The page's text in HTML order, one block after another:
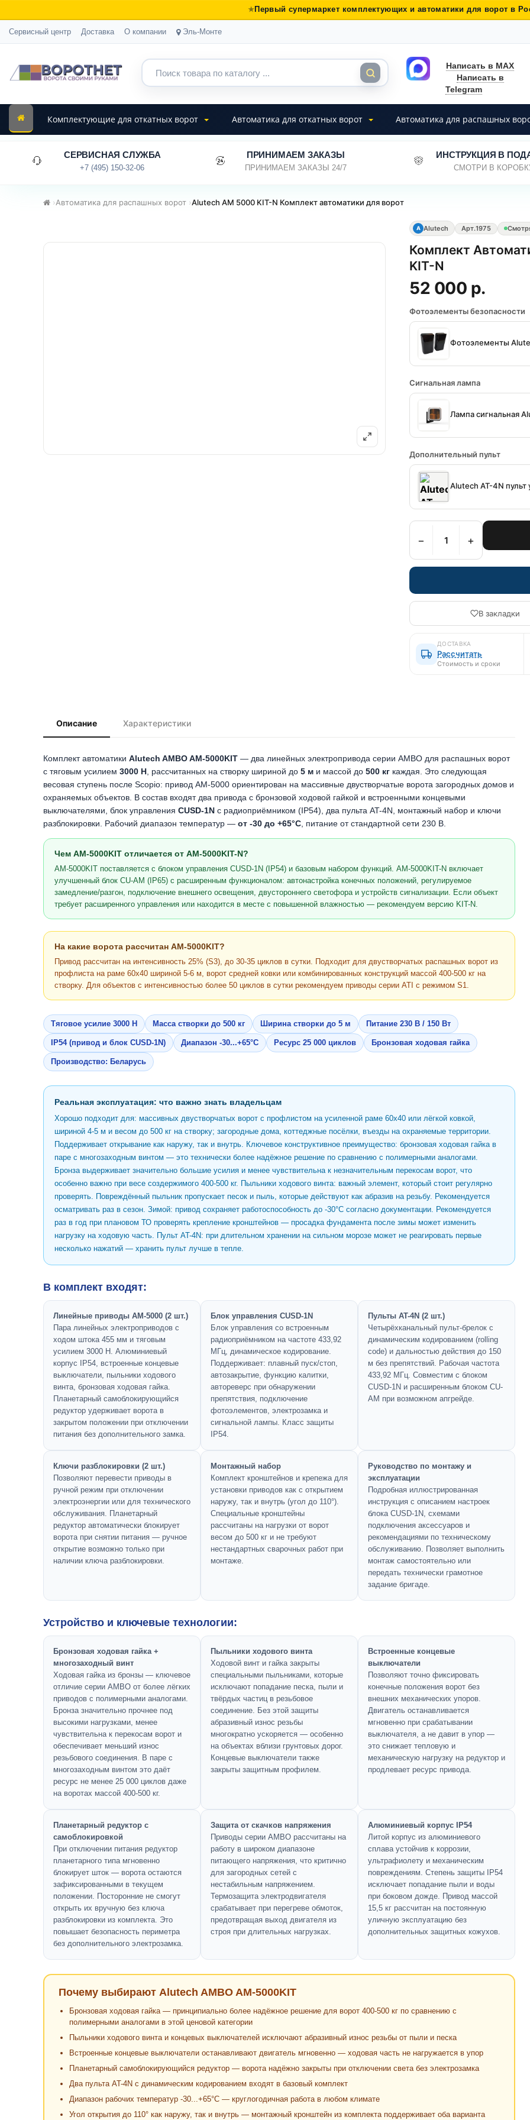
Первый супермаркет комплектующих и автоматики для ворот в
Сервисный центр Доставка О компании Эль-Монте
Написать в MAX
Написать в
Telegram
Комплектующие для откатных ворот Автоматика для откатных ворот Автоматика для распашных
СЕРВИСНАЯ СЛУЖБА
+7 (495) 150-32-06
ПРИНИМАЕМ ЗАКАЗЫ
ПРИНИМАЕМ ЗАКАЗЫ 24/7
ИНСТРУКЦИЯ В
СМОТРИ В
›Автоматика для распашных ворот ›Alutech AM 5000 KIT-N Комплект автоматики для ворот
A Alutech Арт.1975
Комплект
KIT-N
52 000 р.
Фотоэлементы безопасности
Фотоэлементы
Сигнальная лампа
Лампа сигнальная
Дополнительный пульт
Alutech AT-4N пульт
− +
В закладки
ДОСТАВКА
Рассчитать
Стоимость и сроки
Описание Характеристики
Комплект автоматики Alutech AMBO AM-5000KIT — два линейных электропривода серии AMBO для распашных ворот
с тяговым усилием 3000 Н , рассчитанных на створку шириной до 5 м и массой до 500 кг каждая. Это следующая
весовая ступень после Scopio: привод AM-5000 ориентирован на массивные двустворчатые ворота загородных домов и
охраняемых объектов. В состав входят два привода с бронзовой ходовой гайкой и встроенными концевыми
выключателями, блок управления CUSD-1N с радиоприёмником (IP54), два пульта AT-4N, монтажный набор и ключи
разблокировки. Рабочий диапазон температур — от -30 до +65°C , питание от стандартной сети 230 В.
Чем AM-5000KIT отличается от AM-5000KIT-N?
AM-5000KIT поставляется с блоком управления CUSD-1N (IP54) и базовым набором функций. AM-5000KIT-N включает
улучшенный блок CU-AM (IP65) с расширенным функционалом: автонастройка конечных положений, регулируемое
замедление/разгон, подключение внешнего освещения, двустороннего светофора и устройств сигнализации. Если объект
требует расширенного управления или находится в месте с повышенной влажностью — рекомендуем версию KIT-N.
На какие ворота рассчитан AM-5000KIT?
Привод рассчитан на интенсивность 25% (S3), до 30-35 циклов в сутки. Подходит для двустворчатых распашных ворот из
профлиста на раме 60x40 шириной 5-6 м, ворот средней ковки или комбинированных конструкций массой 400-500 кг на
створку. Для объектов с интенсивностью более 50 циклов в сутки рекомендуем приводы серии ATI с режимом S1.
Тяговое усилие 3000 Н Масса створки до 500 кг Ширина створки до 5 м Питание 230 В / 150 Вт
IP54 (привод и блок CUSD-1N) Диапазон -30...+65°C Ресурс 25 000 циклов Бронзовая ходовая гайка
Производство: Беларусь
Реальная эксплуатация: что важно знать владельцам
Хорошо подходит для: массивных двустворчатых ворот с профлистом на усиленной раме 60x40 или лёгкой ковкой,
шириной 4-5 м и весом до 500 кг на створку; загородные дома, коттеджные посёлки, въезды на охраняемые территории.
Поддерживает открывание как наружу, так и внутрь. Ключевое конструктивное преимущество: бронзовая ходовая гайка в
паре с многозаходным винтом — это технически более надёжное решение по сравнению с полимерными аналогами.
Бронза выдерживает значительно большие усилия и менее чувствительна к незначительным перекосам ворот, что
особенно важно при весе создержимого 400-500 кг. Пыльники ходового винта: важный элемент, который стоит регулярно
проверять. Повреждённый пыльник пропускает песок и пыль, которые действуют как абразив на резьбу. Рекомендуется
осматривать раз в сезон. Зимой: привод сохраняет работоспособность до -30°C согласно документации. Рекомендуется
раз в год при плановом ТО проверять крепление кронштейнов — просадка фундамента после зимы может изменить
нагрузку на ходовую часть. Пульт AT-4N: при длительном хранении на сильном морозе может не реагировать первые
несколько нажатий — хранить пульт лучше в тепле.
В комплект входят:
Линейные приводы AM-5000 (2 шт.)
Пара линейных электроприводов с
ходом штока 455 мм и тяговым
усилием 3000 Н. Алюминиевый
корпус IP54, встроенные концевые
выключатели, пыльники ходового
винта, бронзовая ходовая гайка.
Планетарный самоблокирующийся
редуктор удерживает ворота в
закрытом положении при отключении
питания без дополнительного замка.
Блок управления CUSD-1N
Блок управления со встроенным
радиоприёмником на частоте 433,92
МГц, динамическое кодирование.
Поддерживает: плавный пуск/стоп,
автозакрытие, функцию калитки,
автореверс при обнаружении
препятствия, подключение
фотоэлементов, электрозамка и
сигнальной лампы. Класс защиты
IP54.
Пульты AT-4N (2 шт.)
Четырёхканальный пульт-брелок с
динамическим кодированием (rolling
code) и дальностью действия до 150
м без препятствий. Рабочая частота
433,92 МГц. Совместим с блоком
CUSD-1N и расширенным блоком CU-
AM при возможном апгрейде.
Ключи разблокировки (2 шт.)
Позволяют перевести приводы в
ручной режим при отключении
электроэнергии или для технического
обслуживания. Планетарный
редуктор автоматически блокирует
ворота при снятии питания — ручное
открытие возможно только при
наличии ключа разблокировки.
Монтажный набор
Комплект кронштейнов и крепежа для
установки приводов как с открытием
наружу, так и внутрь (угол до 110°).
Специальные кронштейны
рассчитаны на нагрузки от ворот
весом до 500 кг и не требуют
нестандартных сварочных работ при
монтаже.
Руководство по монтажу и
эксплуатации
Подробная иллюстрированная
инструкция с описанием настроек
блока CUSD-1N, схемами
подключения аксессуаров и
рекомендациями по техническому
обслуживанию. Позволяет выполнить
монтаж самостоятельно или
передать технически грамотное
задание бригаде.
Устройство и ключевые технологии:
Бронзовая ходовая гайка +
многозаходный винт
Ходовая гайка из бронзы — ключевое
отличие серии AMBO от более лёгких
приводов с полимерными аналогами.
Бронза значительно прочнее под
высокими нагрузками, менее
чувствительна к перекосам ворот и
обеспечивает меньший износ
резьбового соединения. В паре с
многозаходным винтом это даёт
ресурс не менее 25 000 циклов даже
на воротах массой 400-500 кг.
Пыльники ходового винта
Ходовой винт и гайка закрыты
специальными пыльниками, которые
исключают попадание песка, пыли и
твёрдых частиц в резьбовое
соединение. Без этой защиты
абразивный износ резьбы
многократно ускоряется — особенно
на объектах вблизи грунтовых дорог.
Концевые выключатели также
закрыты защитным профилем.
Встроенные концевые
выключатели
Позволяют точно фиксировать
конечные положения ворот без
внешних механических упоров.
Двигатель останавливается
мгновенно при срабатывании
выключателя, а не давит в упор —
это снижает тепловую и
механическую нагрузку на редуктор и
продлевает ресурс привода.
Планетарный редуктор с
самоблокировкой
При отключении питания редуктор
планетарного типа мгновенно
блокирует шток — ворота остаются
зафиксированными в текущем
положении. Посторонние не смогут
открыть их вручную без ключа
разблокировки из комплекта. Это
повышает безопасность периметра
без дополнительного электрозамка.
Защита от скачков напряжения
Приводы серии AMBO рассчитаны на
работу в широком диапазоне
питающего напряжения, что критично
для загородных сетей с
нестабильным напряжением.
Термозащита электродвигателя
срабатывает при перегреве обмоток,
предотвращая выход двигателя из
строя при длительных нагрузках.
Алюминиевый корпус IP54
Литой корпус из алюминиевого
сплава устойчив к коррозии,
ультрафиолету и механическим
повреждениям. Степень защиты IP54
исключает попадание пыли и воды
при боковом дожде. Привод массой
15,5 кг рассчитан на постоянную
уличную эксплуатацию без
дополнительных защитных кожухов.
Почему выбирают Alutech AMBO AM-5000KIT
Бронзовая ходовая гайка — принципиально более надёжное решение для ворот 400-500 кг по сравнению с
полимерными аналогами в этой ценовой категории
Пыльники ходового винта и концевых выключателей исключают абразивный износ резьбы от пыли и песка
Встроенные концевые выключатели останавливают двигатель мгновенно — ходовая часть не нагружается в упор
Планетарный самоблокирующийся редуктор — ворота надёжно закрыты при отключении света без электрозамка
Два пульта AT-4N с динамическим кодированием входят в базовый комплект
Диапазон рабочих температур -30...+65°C — круглогодичная работа в любом климате
Угол открытия до 110° как наружу, так и внутрь — монтажный кронштейн из комплекта поддерживает оба варианта